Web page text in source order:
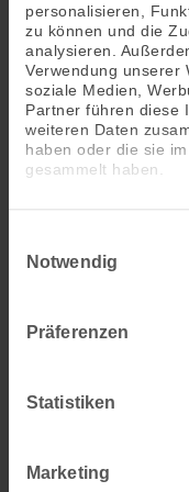
personalisieren,
zu können und die
analysieren.
Verwendung unserer
soziale Medien,
Partner führen diese
weiteren Daten
haben oder die sie
gesammelt haben.
Notwendig
Präferenzen
Statistiken
Marketing
auch an allen
werden.
Erfahren Sie hier mehr
Beitrag